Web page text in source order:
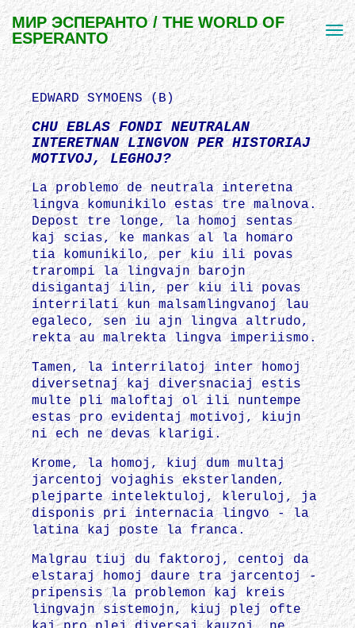
МИР ЭСПЕРАНТО / THE WORLD OF
ESPERANTO
EDWARD SYMOENS (B)
CHU EBLAS FONDI NEUTRALAN
INTERETNAN LINGVON PER HISTORIAJ
MOTIVOJ, LEGHOJ?
La problemo de neutrala interetna
lingva komunikilo estas tre malnova.
Depost tre longe, la homoj sentas
kaj scias, ke mankas al la homaro
tia komunikilo, per kiu ili povas
trarompi la lingvajn barojn
disigantaj ilin, per kiu ili povas
interrilati kun malsamlingvanoj lau
egaleco, sen iu ajn lingva altrudo,
rekta au malrekta lingva imperiismo.
Tamen, la interrilatoj inter homoj
diversetnaj kaj diversnaciaj estis
multe pli maloftaj ol ili nuntempe
estas pro evidentaj motivoj, kiujn
ni ech ne devas klarigi.
Krome, la homoj, kiuj dum multaj
jarcentoj vojaghis eksterlanden,
plejparte intelektuloj, kleruloj, ja
disponis pri internacia lingvo - la
latina kaj poste la franca.
Malgrau tiuj du faktoroj, centoj da
elstaraj homoj daure tra jarcentoj -
pripensis la problemon kaj kreis
lingvajn sistemojn, kiuj plej ofte